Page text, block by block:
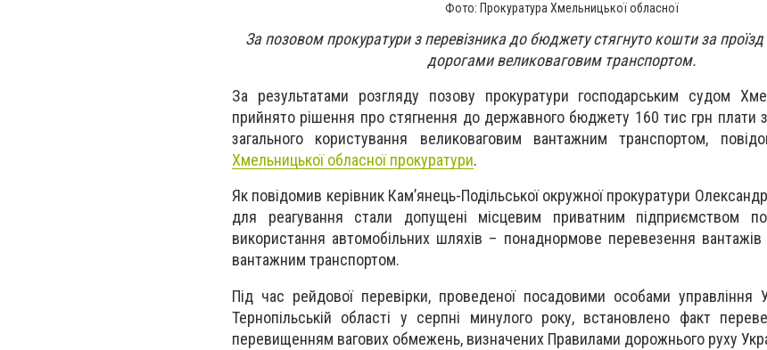
Фото: Прокуратура Хмельницької обласної
За позовом прокуратури з перевізника до бюджету стягнуто кошти за
дорогами великоваговим транспортом.
За результатами розгляду позову прокуратури господарським судом
прийнято рішення про стягнення до державного бюджету 160 тис грн плати
загального користування великоваговим вантажним транспортом,
Хмельницької обласної прокуратури.
Як повідомив керівник Кам’янець-Подільської окружної прокуратури
для реагування стали допущені місцевим приватним підприємством
використання автомобільних шляхів – понаднормове перевезення вантажів
вантажним транспортом.
Під час рейдової перевірки, проведеної посадовими особами управління
Тернопільській області у серпні минулого року, встановлено факт
перевищенням вагових обмежень, визначених Правилами дорожнього руху